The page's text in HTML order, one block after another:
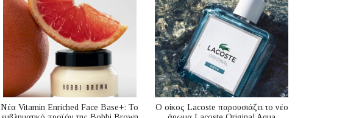
Nέα Vitamin Enriched Face Base+: Το
Ο οίκος Lacoste παρουσιάζει το νέο